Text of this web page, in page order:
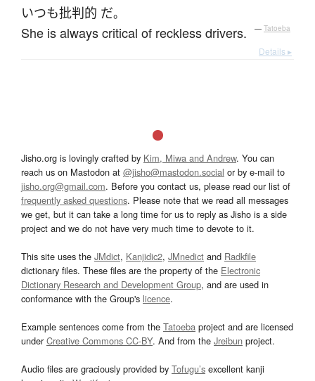
いつも批判的 だ。
She is always critical of reckless drivers. — Tatoeba
Details ▸
Jisho.org is lovingly crafted by Kim, Miwa and Andrew. You can
reach us on Mastodon at @jisho@mastodon.social or by e-mail to
jisho.org@gmail.com. Before you contact us, please read our list of
frequently asked questions. Please note that we read all messages
we get, but it can take a long time for us to reply as Jisho is a side
project and we do not have very much time to devote to it.
This site uses the JMdict, Kanjidic2, JMnedict and Radkfile
dictionary files. These files are the property of the Electronic
Dictionary Research and Development Group, and are used in
conformance with the Group's licence.
Example sentences come from the Tatoeba project and are licensed
underCreative Commons CC-BY. And from the Jreibun project.
Audio files are graciously provided by Tofugu’s excellent kanji